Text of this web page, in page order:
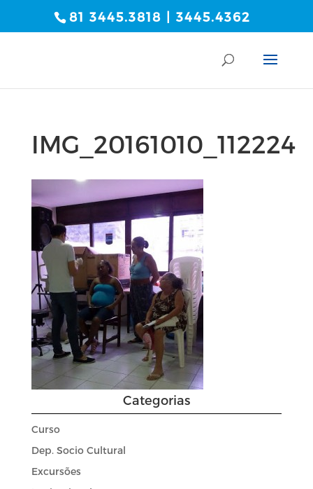
81 3445.3818 | 3445.4362
IMG_20161010_112224
Categorias
Curso
Dep. Socio Cultural
Excursões